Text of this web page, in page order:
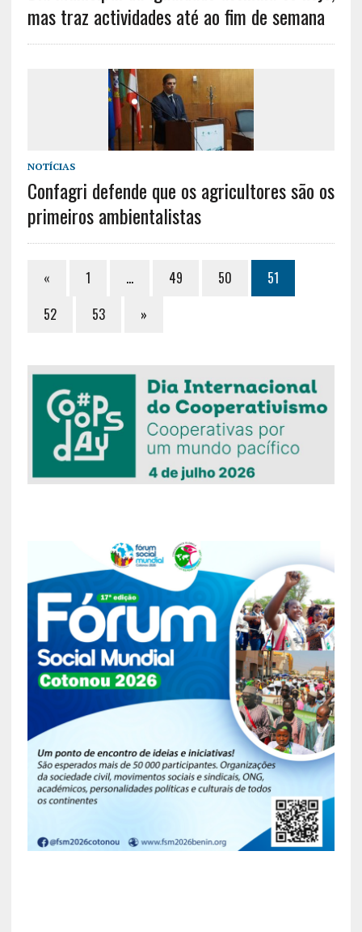
mas traz actividades até ao fim de semana
NOTÍCIAS
Confagri defende que os agricultores são os
primeiros ambientalistas
« 1 … 49 50
51
52
53 »